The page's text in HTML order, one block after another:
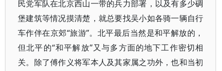
民党军队在北京西山一带的兵力部署，以及有多少碉
堡建筑等情况摸清楚，就总要找吴小如各骑一辆自行
车作伴在京郊“旅游”。北平最后当然是和平解放的，
但北平的“和平解放”又与多方面的地下工作密切相
关。除了傅作义将军本人及其家属之功外，也和当初